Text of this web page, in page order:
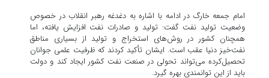
امام جمعه خارگ در ادامه با اشاره به دغدغه رهبر انقلاب در خصوص
وضعیت تولید نفت گفت: تولید و صادرات نفت افزایش یافته، اما
همچنان کشور در روش‌های استخراج و تولید از بسیاری مناطق
نفت‌خیز دنیا عقب است. ایشان تأکید کردند که ظرفیت علمی جوانان
تحصیل‌کرده می‌تواند تحولی در صنعت نفت کشور ایجاد کند و دولت
باید از این توانمندی بهره گیرد.